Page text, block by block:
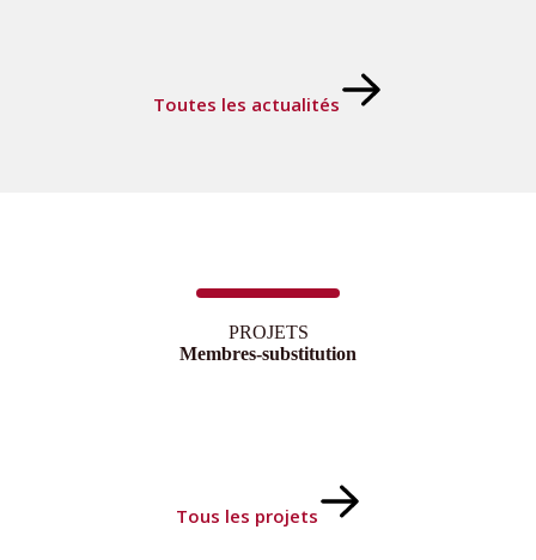
Toutes les actualités
PROJETS
Membres-substitution
Tous les projets